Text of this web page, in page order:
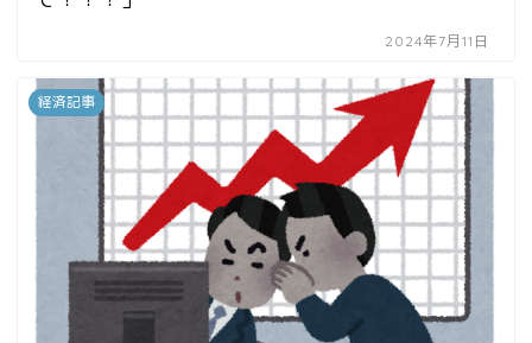
2024年7月11日
経済記事